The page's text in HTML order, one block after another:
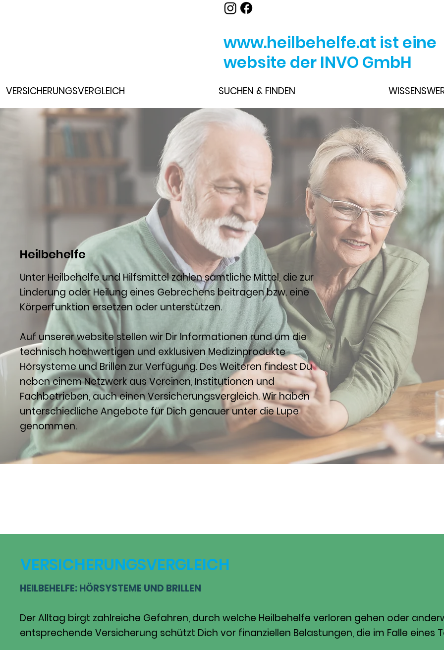
VERSICHERUNGSVERGLEICH SUCHEN & FINDEN
www.heilbehelfe.at ist eine
website der INVO GmbH
Heilbehelfe
Unter Heilbehelfe und Hilfsmittel zählen sämtliche Mittel, die zur
Linderung oder Heilung eines Gebrechens beitragen bzw. eine
Körperfunktion ersetzen oder unterstützen.
Auf unserer website stellen wir Dir Informationen rund um die
technisch hochwertigen und exklusiven Medizinprodukte
Hörsysteme und Brillen zur Verfügung. Des Weiteren findest Du
neben einem Netzwerk aus Vereinen, Institutionen und
Fachbetrieben, auch einen Versicherungsvergleich. Wir haben
unterschiedliche Angebote für Dich genauer unter die Lupe
genommen.
VERSICHERUNGSVERGLEICH
HEILBEHELFE: HÖRSYSTEME UND BRILLEN
Der Alltag birgt zahlreiche Gefahren, durch welche Heilbehelfe verloren gehen oder
entsprechende Versicherung schützt Dich vor finanziellen Belastungen, die im Falle eines